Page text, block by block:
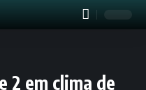
2 em clima de